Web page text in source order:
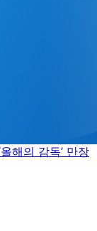
해의 감독’ 만장